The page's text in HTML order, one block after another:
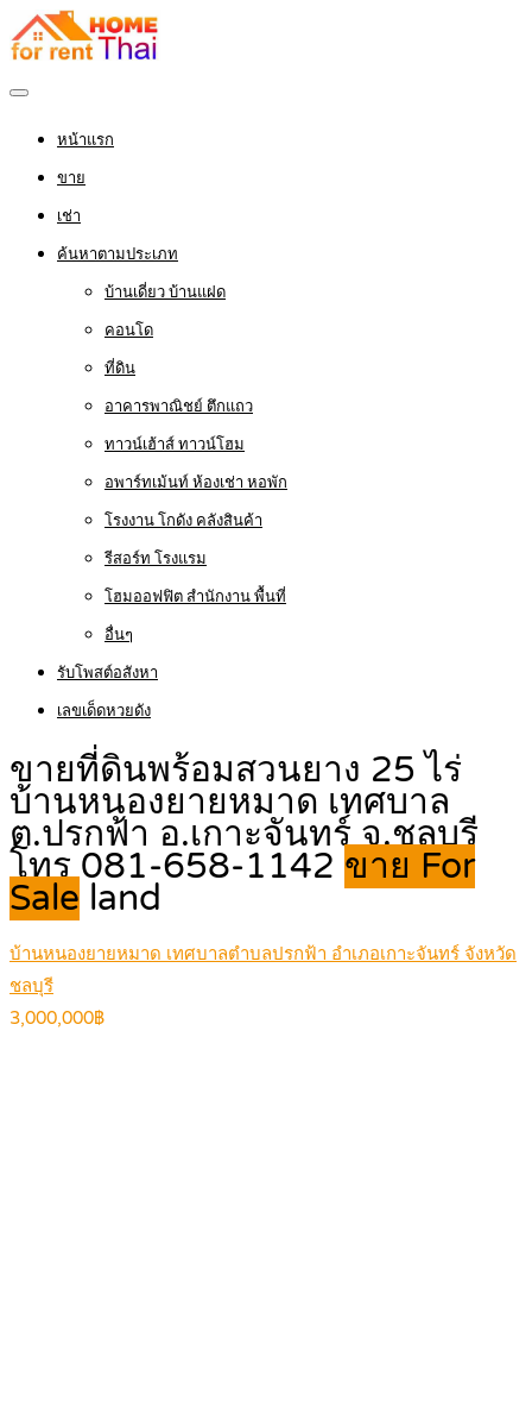
หน้าแรก
ขาย
เช่า
ค้นหาตามประเภท
บ้านเดี่ยว บ้านแฝด
คอนโด
ที่ดิน
อาคารพาณิชย์ ตึกแถว
ทาวน์เฮ้าส์ ทาวน์โฮม
อพาร์ทเม้นท์ ห้องเช่า หอพัก
โรงงาน โกดัง คลังสินค้า
รีสอร์ท โรงแรม
โฮมออฟฟิต สำนักงาน พื้นที่
อื่นๆ
รับโพสต์อสังหา
เลขเด็ดหวยดัง
ขายที่ดินพร้อมสวนยาง 25 ไร่
บ้านหนองยายหมาด เทศบาล
ต.ปรกฟ้า อ.เกาะจันทร์ จ.ชลบุรี
โทร 081-658-1142 ขาย For
Sale land
บ้านหนองยายหมาด เทศบาลตำบลปรกฟ้า อำเภอเกาะจันทร์ จังหวัด
ชลบุรี
3,000,000฿